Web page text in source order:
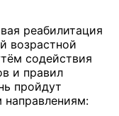
реабилитация
возрастной
содействия
и правил
пройдут